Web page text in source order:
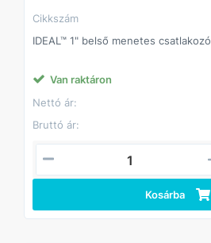
Cikkszám
IDEAL™ 1" belső menetes csatlakozó
Van raktáron
Nettó ár:
Bruttó ár:
Kosárba